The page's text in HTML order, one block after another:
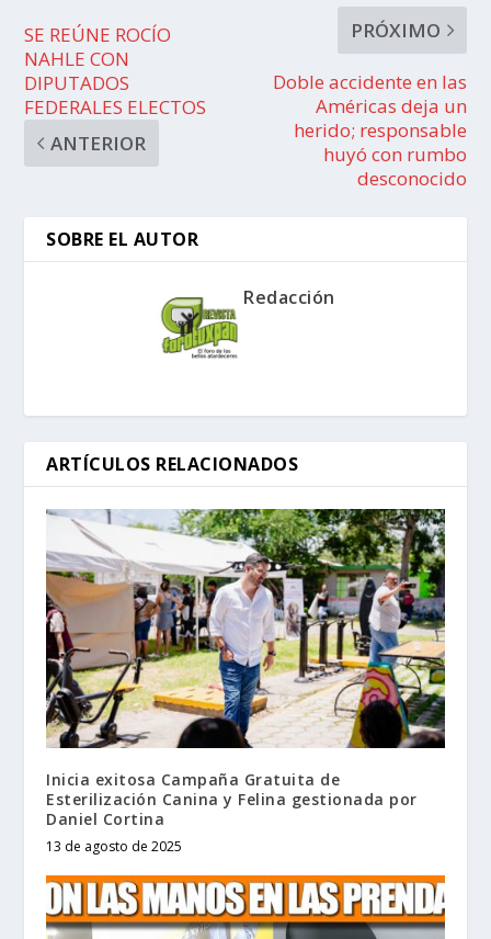
SE REÚNE ROCÍO
NAHLE CON
DIPUTADOS
FEDERALES ELECTOS
ANTERIOR
PRÓXIMO
Doble accidente en las
Américas deja un
herido; responsable
huyó con rumbo
desconocido
SOBRE EL AUTOR
Redacción
ARTÍCULOS RELACIONADOS
Inicia exitosa Campaña Gratuita de
Esterilización Canina y Felina gestionada por
Daniel Cortina
13 de agosto de 2025